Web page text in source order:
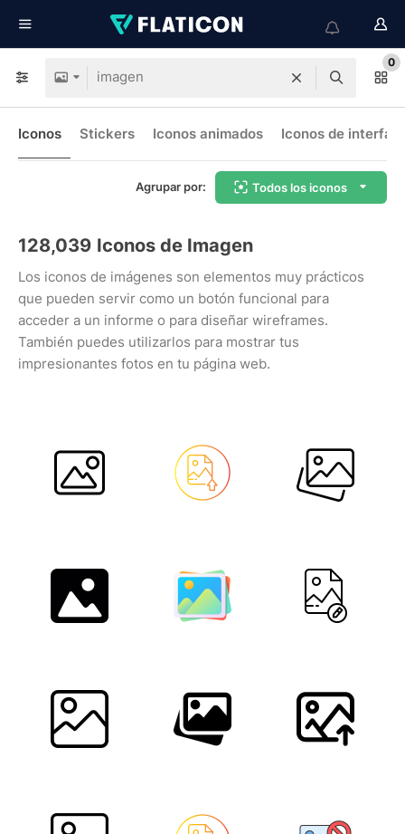
0
Iconos Stickers Iconos animados Iconos de interfaz
Agrupar por: Todos los iconos
128,039 Iconos de Imagen
Los iconos de imágenes son elementos muy prácticos
que pueden servir como un botón funcional para
acceder a un informe o para diseñar wireframes.
También puedes utilizarlos para mostrar tus
impresionantes fotos en tu página web.